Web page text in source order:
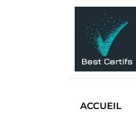
ACCUEIL